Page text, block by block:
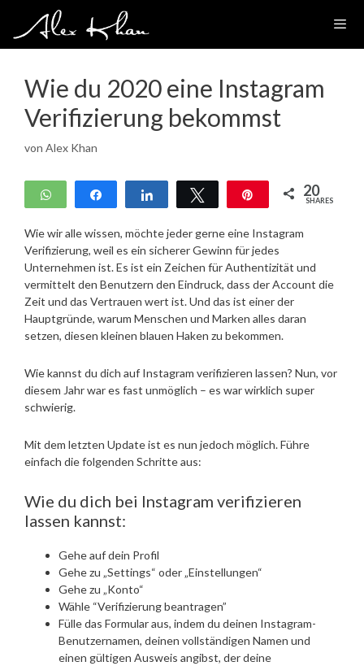
springen
Wie du 2020 eine Instagram
Verifizierung bekommst
von Alex Khan
WhatsApp Teilen Teilen
Twittern
20
SHARES
Wie wir alle wissen, möchte jeder gerne eine Instagram
Verifizierung, weil es ein sicherer Gewinn für jedes
Unternehmen ist. Es ist ein Zeichen für Authentizität und
vermittelt den Benutzern den Eindruck, dass der Account die
Zeit und das Vertrauen wert ist. Und das ist einer der
Hauptgründe, warum Menschen und Marken alles daran
setzen, diesen kleinen blauen Haken zu bekommen.
Wie kannst du dich auf Instagram verifizieren lassen? Nun, vor
diesem Jahr war es fast unmöglich – es war wirklich super
schwierig.
Mit dem letzten Update ist es nun jedoch möglich. Führe
einfach die folgenden Schritte aus:
Wie du dich bei Instagram verifizieren
lassen kannst:
Gehe auf dein Profil
Gehe zu „Settings“ oder „Einstellungen“
Gehe zu „Konto“
Wähle “Verifizierung beantragen”
Fülle das Formular aus, indem du deinen Instagram-
Benutzernamen, deinen vollständigen Namen und
einen gültigen Ausweis angibst, der deine